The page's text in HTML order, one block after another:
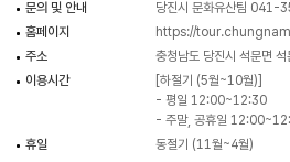
문의 및 안내
당진시 문화유산팀
홈페이지
https://
주소
충청남도 당진시 석문면
이용시간
[하절기 (5월~10월)]
- 평일 12:00~12:30
- 주말, 공휴일
휴일
동절기 (11월~4월)